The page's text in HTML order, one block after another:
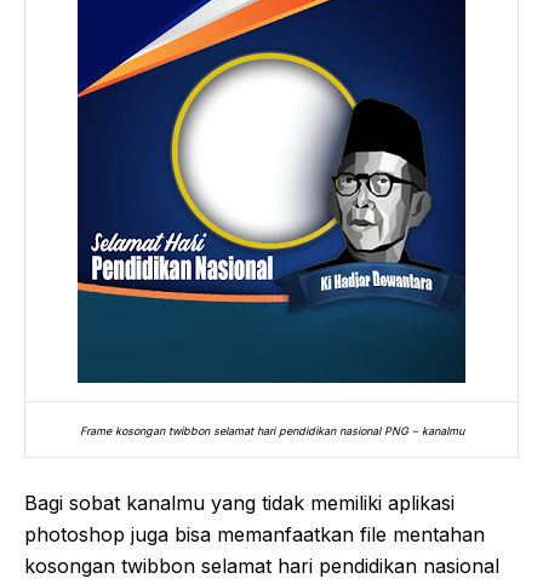
Frame kosongan twibbon selamat hari pendidikan nasional PNG – kanalmu
Bagi sobat kanalmu yang tidak memiliki aplikasi
photoshop juga bisa memanfaatkan file mentahan
kosongan twibbon selamat hari pendidikan nasional